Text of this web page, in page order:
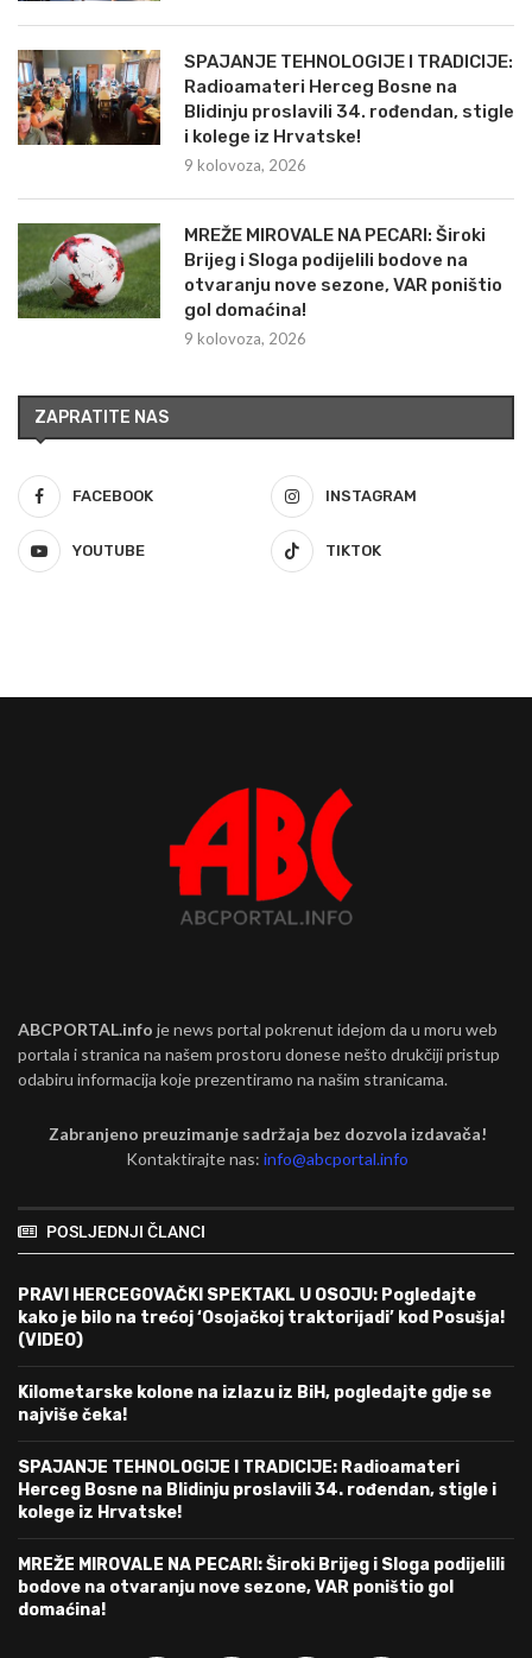
SPAJANJE TEHNOLOGIJE I TRADICIJE:
Radioamateri Herceg Bosne na
Blidinju proslavili 34. rođendan, stigle
i kolege iz Hrvatske!
9 kolovoza, 2026
MREŽE MIROVALE NA PECARI: Široki
Brijeg i Sloga podijelili bodove na
otvaranju nove sezone, VAR poništio
gol domaćina!
9 kolovoza, 2026
ZAPRATITE NAS
FACEBOOK INSTAGRAM
YOUTUBE TIKTOK
ABCPORTAL.info je news portal pokrenut idejom da u moru web
portala i stranica na našem prostoru donese nešto drukčiji pristup
odabiru informacija koje prezentiramo na našim stranicama.
Zabranjeno preuzimanje sadržaja bez dozvola izdavača!
Kontaktirajte nas:info@abcportal.info
POSLJEDNJI ČLANCI
PRAVI HERCEGOVAČKI SPEKTAKL U OSOJU: Pogledajte
kako je bilo na trećoj ‘Osojačkoj traktorijadi’ kod Posušja!
(VIDEO)
Kilometarske kolone na izlazu iz BiH, pogledajte gdje se
najviše čeka!
SPAJANJE TEHNOLOGIJE I TRADICIJE: Radioamateri
Herceg Bosne na Blidinju proslavili 34. rođendan, stigle i
kolege iz Hrvatske!
MREŽE MIROVALE NA PECARI: Široki Brijeg i Sloga podijelili
bodove na otvaranju nove sezone, VAR poništio gol
domaćina!